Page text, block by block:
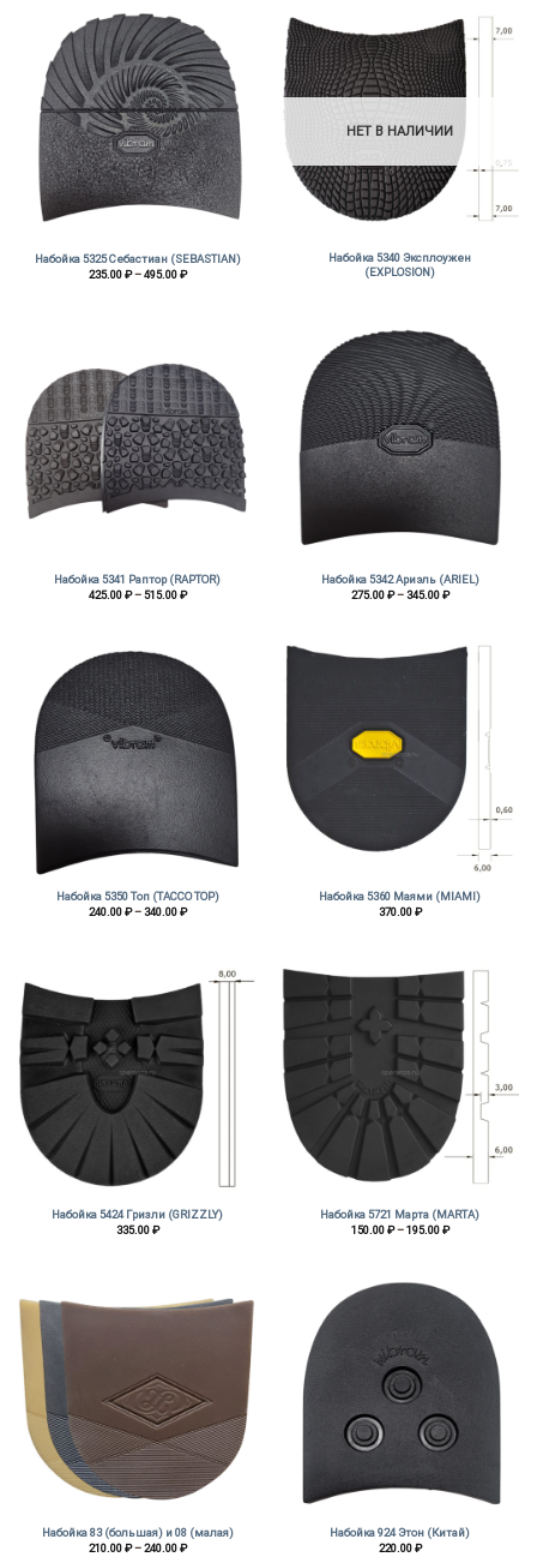
Набойка 5325 Себастиан (SEBASTIAN)
235.00₽ – 495.00₽Диапазон
НЕТ В НАЛИЧИИ
Набойка 5340 Эксплоужен
(EXPLOSION)
Набойка 5341 Раптор (RAPTOR)
425.00₽ – 515.00₽Диапазон
Набойка 5342 Ариэль (ARIEL)
275.00₽ – 345.00₽Диапазон
Набойка 5350 Топ (TACCO TOP)
240.00₽ – 340.00₽Диапазон
Набойка 5360 Маями (MIAMI)
370.00₽
Набойка 5424 Гризли (GRIZZLY)
335.00₽
Набойка 5721 Марта (MARTA)
150.00₽ – 195.00₽Диапазон
Набойка 83 (большая) и 08 (малая)
210.00₽ – 240.00₽Диапазон
Набойка 924 Этон (Китай)
220.00₽